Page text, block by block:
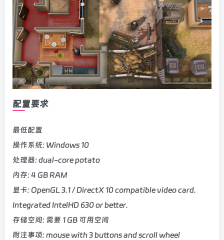
配置要求
最低配置
操作系统: Windows 10
处理器: dual-core potato
内存: 4 GB RAM
显卡: OpenGL 3.1 / DirectX 10 compatible video card.
Integrated IntelHD 630 or better.
存储空间: 需要 1 GB 可用空间
附注事项: mouse with 3 buttons and scroll wheel